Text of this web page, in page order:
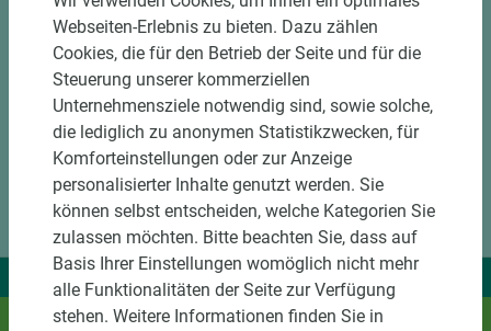
Wir liefern Ideen.
Und das passende Holz dazu.
Webseiten-Erlebnis zu bieten. Dazu zählen
Cookies, die für den Betrieb der Seite und für die
Steuerung unserer kommerziellen
Unternehmensziele notwendig sind, sowie solche,
die lediglich zu anonymen Statistikzwecken, für
Komforteinstellungen oder zur Anzeige
personalisierter Inhalte genutzt werden. Sie
können selbst entscheiden, welche Kategorien Sie
zulassen möchten. Bitte beachten Sie, dass auf
Basis Ihrer Einstellungen womöglich nicht mehr
alle Funktionalitäten der Seite zur Verfügung
stehen. Weitere Informationen finden Sie in